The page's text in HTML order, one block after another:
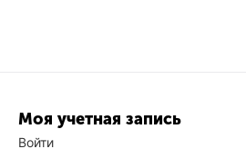
Моя учетная запись
Войти